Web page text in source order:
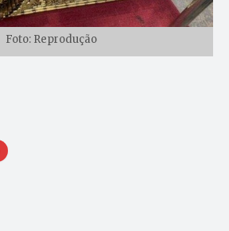
Foto: Reprodução